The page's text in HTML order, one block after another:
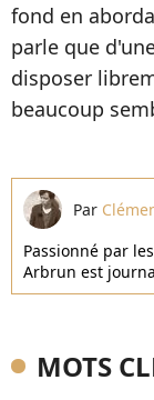
fond en
parle que
disposer
beaucoup
Par
Passionné par
Arbrun est
MOTS